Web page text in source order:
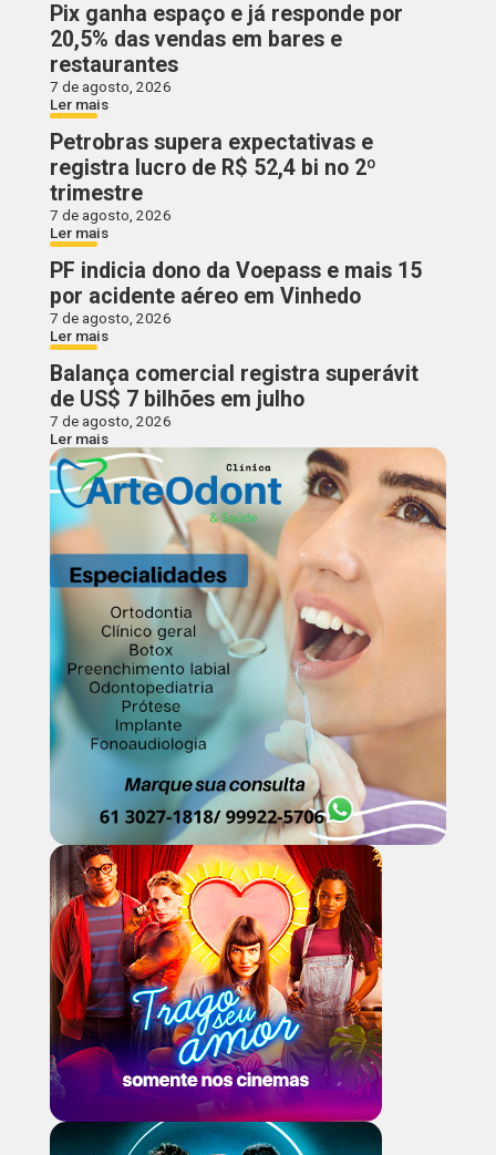
Pix ganha espaço e já responde por
20,5% das vendas em bares e
restaurantes
7 de agosto, 2026
Ler mais
Petrobras supera expectativas e
registra lucro de R$ 52,4 bi no 2º
trimestre
7 de agosto, 2026
Ler mais
PF indicia dono da Voepass e mais 15
por acidente aéreo em Vinhedo
7 de agosto, 2026
Ler mais
Balança comercial registra superávit
de US$ 7 bilhões em julho
7 de agosto, 2026
Ler mais